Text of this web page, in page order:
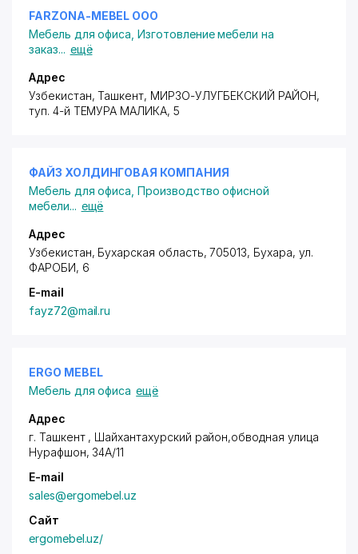
FARZONA-MEBEL ООО
Мебель для офиса ,Изготовление мебели на
заказ... ещё
Адрес
Узбекистан, Ташкент, МИРЗО-УЛУГБЕКСКИЙ РАЙОН,
туп. 4-й ТЕМУРА МАЛИКА, 5
ФАЙЗ ХОЛДИНГОВАЯ КОМПАНИЯ
Мебель для офиса ,Производство офисной
мебели... ещё
Адрес
Узбекистан, Бухарская область, 705013, Бухара, ул.
ФАРОБИ, 6
E-mail
fayz72@mail.ru
ERGO MEBEL
Мебель для офиса ещё
Адрес
г. Ташкент , Шайхантахурский район,обводная улица
Нурафшон, 34А/11
E-mail
sales@ergomebel.uz
Сайт
ergomebel.uz/